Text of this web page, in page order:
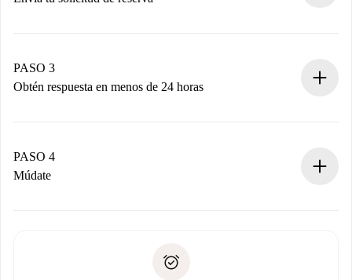
propietario acepte.
PASO 3
Obtén respuesta en menos de 24 horas
contacto con el propietario.
Si es rechazada: No te haremos ningún cargo y te
Prueba de solvencia
PASO 4
Múdate
no nos comunicas ningún problema.